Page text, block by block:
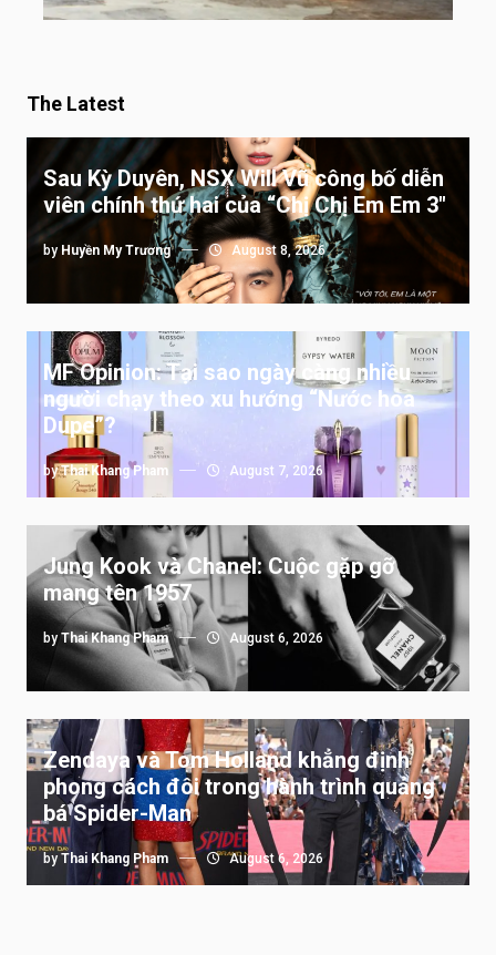
The Latest
Sau Kỳ Duyên, NSX Will Vũ công bố diễn
viên chính thứ hai của “Chị Chị Em Em 3″
by Huyền My Trương August 8, 2026
MF Opinion: Tại sao ngày càng nhiều
người chạy theo xu hướng “Nước hoa
Dupe”?
byThai Khang Pham August 7, 2026
Jung Kook và Chanel: Cuộc gặp gỡ
mang tên 1957
by Thai Khang Pham August 6, 2026
Zendaya và Tom Holland khẳng định
phong cách đôi trong hành trình quảng
bá Spider-Man
by Thai Khang Pham August 6, 2026